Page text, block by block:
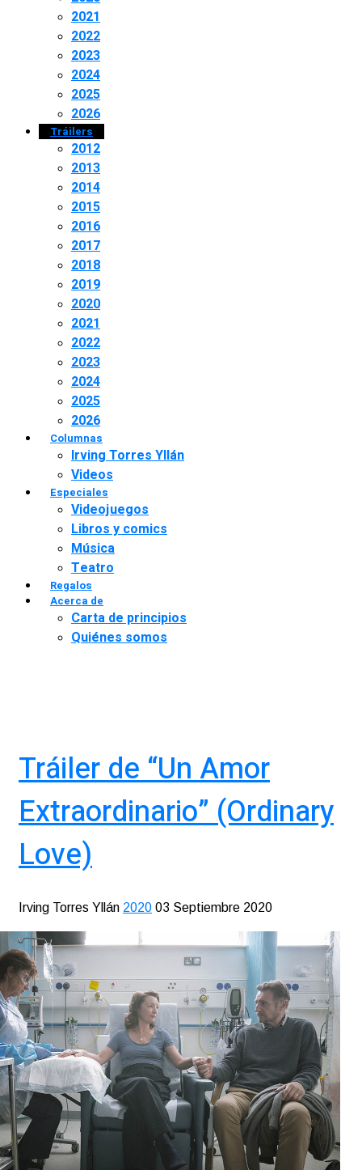
2021
2022
2023
2024
2025
2026
Tráilers
2012
2013
2014
2015
2016
2017
2018
2019
2020
2021
2022
2023
2024
2025
2026
Columnas
Irving Torres Yllán
Videos
Especiales
Videojuegos
Libros y comics
Música
Teatro
Regalos
Acerca de
Carta de principios
Quiénes somos
Tráiler de “Un Amor
Extraordinario” (Ordinary
Love)
Irving Torres Yllán 2020 03 Septiembre 2020